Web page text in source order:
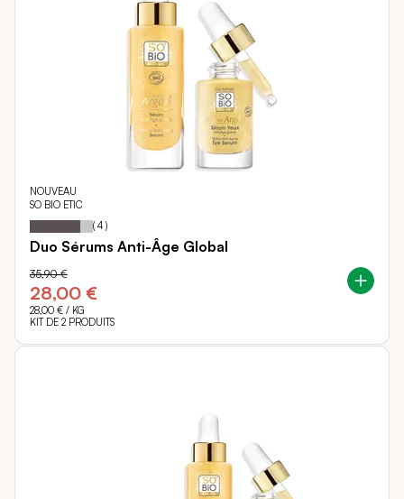
NOUVEAU
SO BIO ETIC
Notation: 80
% of
( 4 )
Duo Sérums Anti-Âge Global
28,00 €
35,90 €
28,00 € / KG
KIT DE 2 PRODUITS